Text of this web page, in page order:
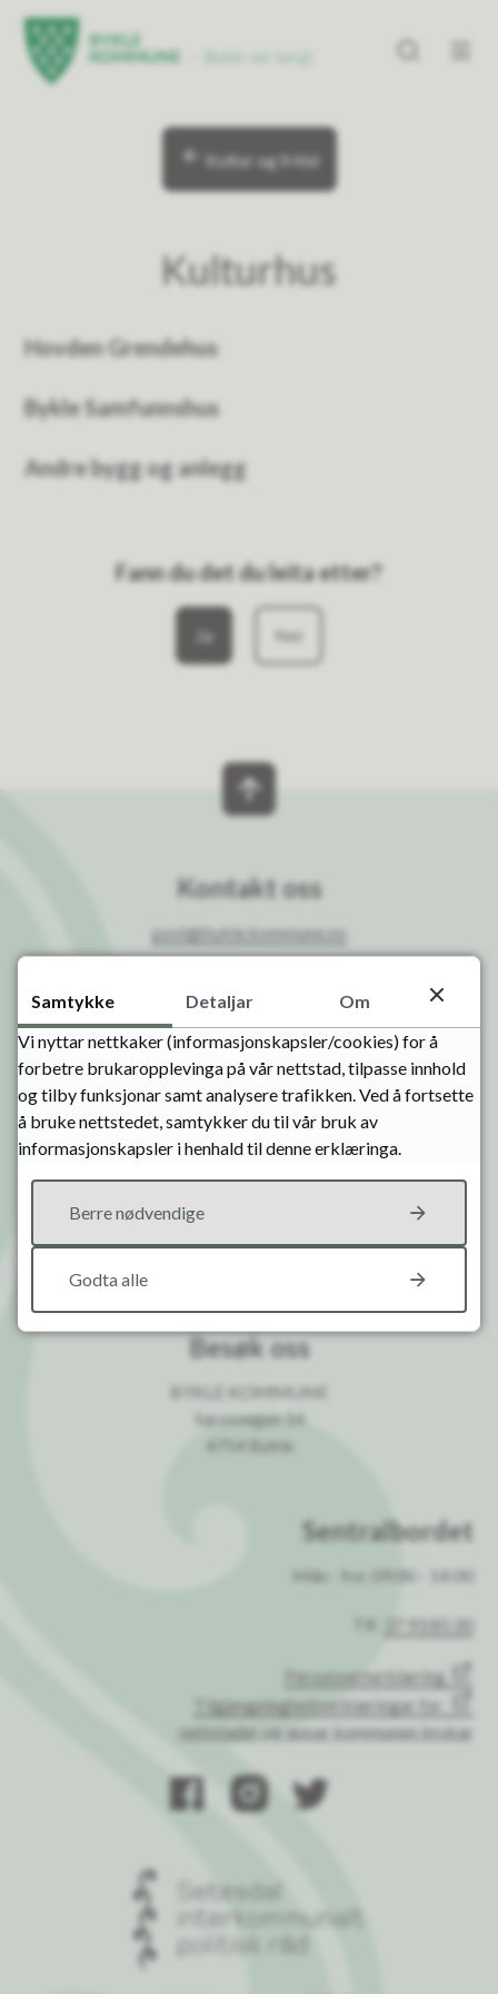
Bykle kommune
Kultur og fritid
Kulturhus
Hovden Grendehus
Bykle Samfunnshus
Andre bygg og anlegg
Fann du det du leita etter?
Ja Nei
Kontakt oss
post@bykle.kommune.no
fakturamottak@bykle.kommune.no
Kontonummer: 2835.20.00266
Sikker sending av post
Administrasjonssjef:
KommunedirektørKarina Sloth
Presseansvarleg:
Besøk oss
BYKLE KOMMUNE
Sarvsvegen 14
4754 Bykle
Sentralbordet
Mån - fre: 09:00 - 14:00
Tlf: 37 93 85 00
Personvernerklæring
Tilgjengelegheitserklæringar for
nettstader og appar kommunen brukar
Samtykke Detaljar
Om
Vi nyttar nettkaker (informasjonskapsler/cookies) for å
forbetre brukaropplevinga på vår nettstad, tilpasse innhold
og tilby funksjonar samt analysere trafikken. Ved å fortsette
å bruke nettstedet, samtykker du til vår bruk av
informasjonskapsler i henhald til denne erklæringa.
Berre nødvendige
Godta alle